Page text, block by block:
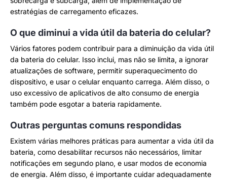
estratégias de carregamento eficazes.
O que diminui a vida útil da bateria do celular?
Vários fatores podem contribuir para a diminuição da vida útil
da bateria do celular. Isso inclui, mas não se limita, a ignorar
atualizações de software, permitir superaquecimento do
dispositivo, e usar o celular enquanto carrega. Além disso, o
uso excessivo de aplicativos de alto consumo de energia
também pode esgotar a bateria rapidamente.
Outras perguntas comuns respondidas
Existem várias melhores práticas para aumentar a vida útil da
bateria, como desabilitar recursos não necessários, limitar
notificações em segundo plano, e usar modos de economia
de energia. Além disso, é importante cuidar adequadamente